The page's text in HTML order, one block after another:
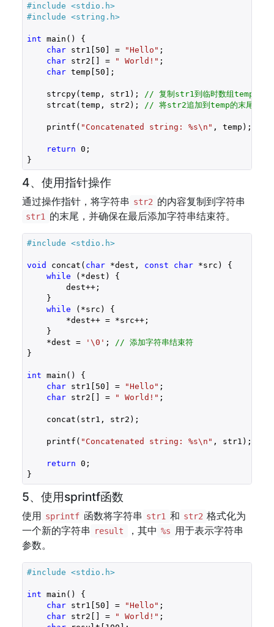
#include <stdio.h>
#include <string.h>
int main() {
char str1[ 50 ] = "Hello" ;
char str2[] = " World!" ;
char temp[ 50 ];
    strcpy(temp, str1);
// 复制str1到临时数组temp
    strcat(temp, str2);
// 将str2追加到temp的末尾
    printf(
"Concatenated string: %s\n" , temp);
return 0 ;
}
4、使用指针操作
通过操作指针，将字符串 str2 的内容复制到字符串
str1 的末尾，并确保在最后添加字符串结束符。
#include <stdio.h>
void concat( char *dest, const char *src) {
while (*dest) {
        dest++;
    }
while (*src) {
        *dest++ = *src++;
    }
    *dest =
'\0' ;
// 添加字符串结束符
}
int main() {
char str1[ 50 ] = "Hello" ;
char str2[] = " World!" ;
    concat(str1, str2);
    printf(
"Concatenated string: %s\n" , str1);
return 0 ;
}
5、使用sprintf函数
使用 sprintf 函数将字符串 str1 和 str2 格式化为
一个新的字符串
result ，其中 %s 用于表示字符串
参数。
#include <stdio.h>
int main() {
char str1[ 50 ] = "Hello" ;
char str2[] = " World!" ;